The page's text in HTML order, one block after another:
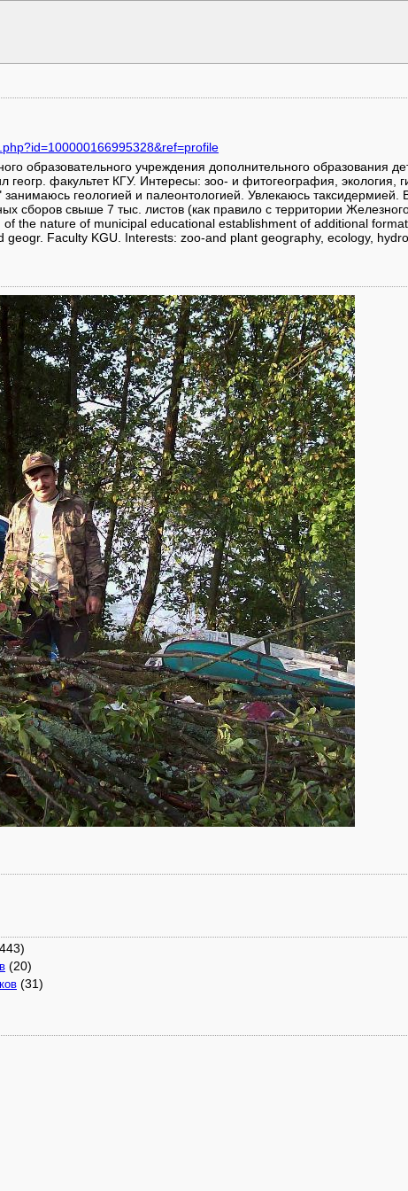
образовательного учреждения дополнительного образования
геогр. факультет КГУ. Интересы: зоо- и фитогеография, экология,
геологией и палеонтологией. Увлекаюсь
сборов свыше 7 тыс. листов (как правило с территории
the nature of municipal educational establishment of additional
Faculty KGU. Interests: zoo-and plant geography, ecology,
(20)
(31)